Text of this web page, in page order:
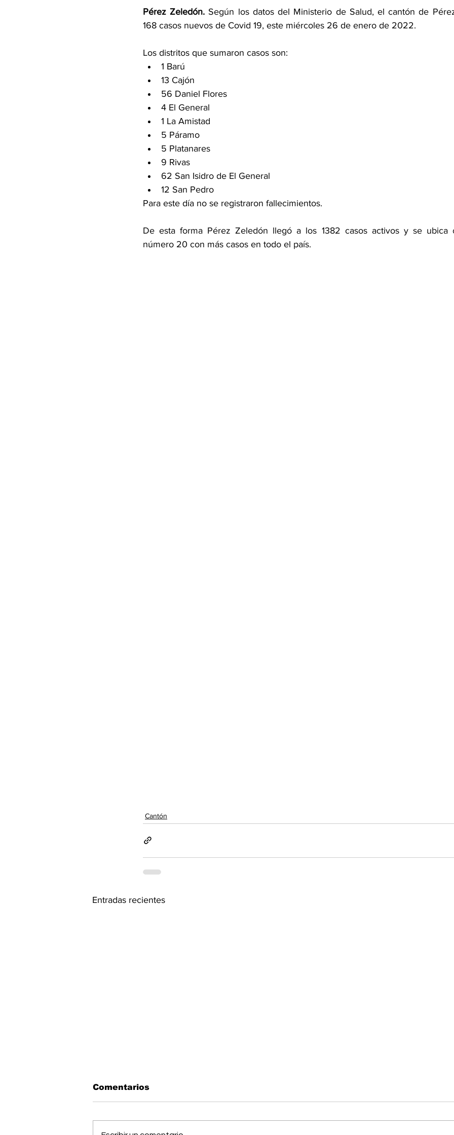
Pérez Zeledón. Según los datos del Ministerio de Salud, el cantón de
168 casos nuevos de Covid 19, este miércoles 26 de enero de 2022.
Los distritos que sumaron casos son:
1 Barú
13 Cajón
56 Daniel Flores
4 El General
1 La Amistad
5 Páramo
5 Platanares
9 Rivas
62 San Isidro de El General
12 San Pedro
Para este día no se registraron fallecimientos.
De esta forma Pérez Zeledón llegó a los 1382 casos activos y se ubica
número 20 con más casos en todo el país.
Cantón
Entradas recientes
Comentarios